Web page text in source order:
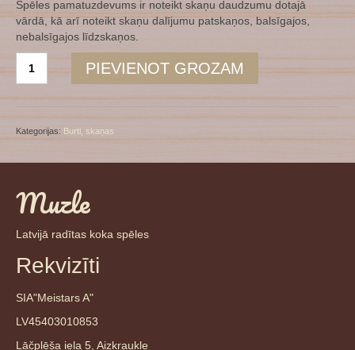
Spēles pamatuzdevums ir noteikt skaņu daudzumu dotajā
vārdā, kā arī noteikt skaņu dalījumu patskaņos, balsīgajos,
nebalsīgajos līdzskaņos.
namiņš
PIEVIENOT GROZAM
Kategorijas: Burti, skaņas
Muzle
Latvijā radītas koka spēles
Rekvizīti
SIA"Meistars A"
LV45403010853
Lāčplēša iela 5, Aizkraukle